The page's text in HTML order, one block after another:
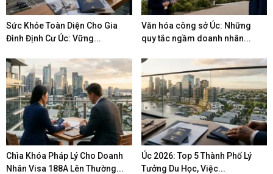
Sức Khỏe Toàn Diện Cho Gia
Đình Định Cư Úc: Vững...
Văn hóa công sở Úc: Những
quy tắc ngầm doanh nhân...
Chìa Khóa Pháp Lý Cho Doanh
Nhân Visa 188A Lên Thường...
Úc 2026: Top 5 Thành Phố Lý
Tưởng Du Học, Việc...